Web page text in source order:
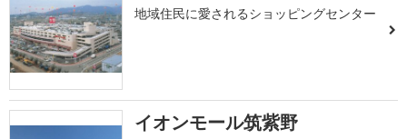
地域住民に愛されるショッピングセンター
イオンモール筑紫野